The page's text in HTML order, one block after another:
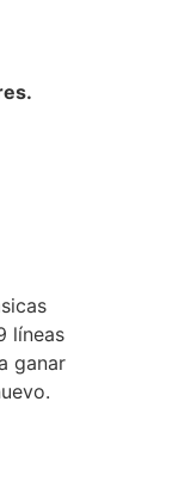
líneas
ganar